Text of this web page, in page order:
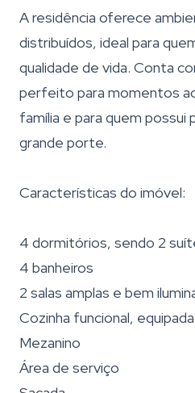
A residência oferece
distribuídos, ideal para
qualidade de vida. Conta
perfeito para momentos
família e para quem
grande porte.
Características do imóvel:
4 dormitórios, sendo 2
4 banheiros
2 salas amplas e bem
Cozinha funcional,
Mezanino
Área de serviço